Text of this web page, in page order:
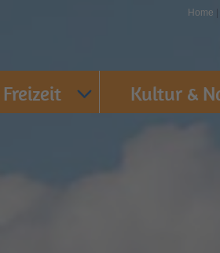
Freizeit Kultur &
Home